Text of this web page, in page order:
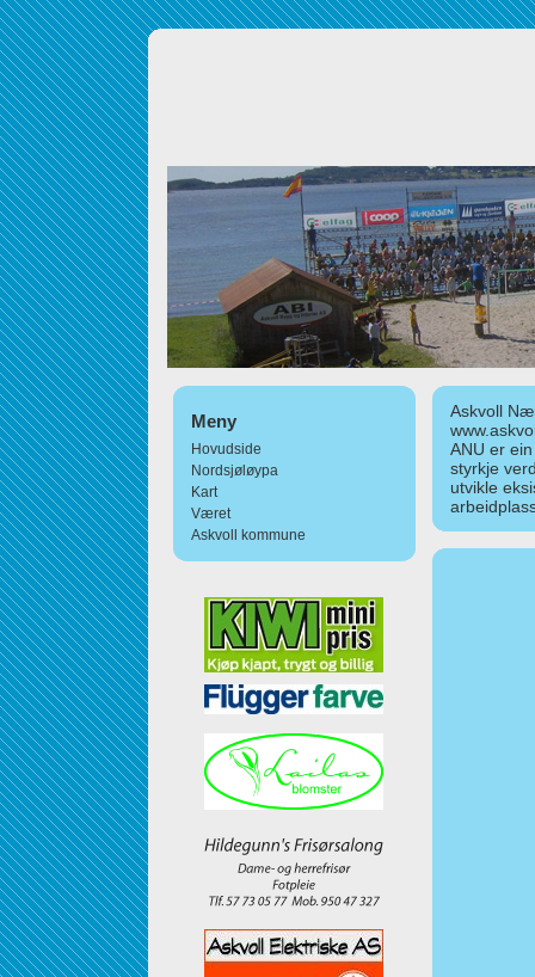
Meny
Hovudside
Nordsjøløypa
Kart
Været
Askvoll kommune
Askvoll
ANU er
styrkje
utvikle